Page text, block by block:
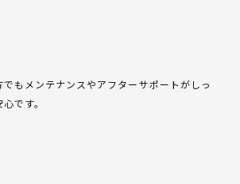
もメンテナンスやアフターサポートがしっ
です。